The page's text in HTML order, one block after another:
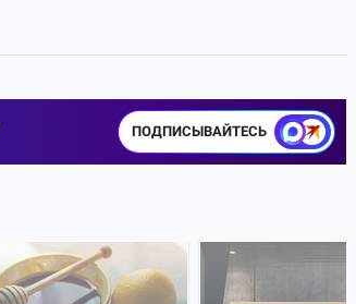
ПОДПИСЫВАЙТЕСЬ